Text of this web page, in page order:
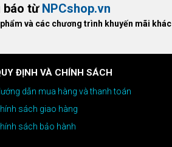
báo từ NPCshop.vn
và các chương trình khuyến mãi khác
ĐỊNH VÀ CHÍNH SÁCH
dẫn mua hàng và thanh toán
sách giao hàng
sách bảo hành